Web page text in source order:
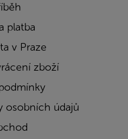
platba
v Praze
zboží
osobních údajů